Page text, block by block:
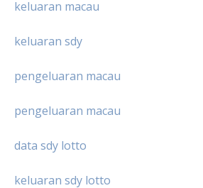
keluaran macau
keluaran sdy
pengeluaran macau
pengeluaran macau
data sdy lotto
keluaran sdy lotto